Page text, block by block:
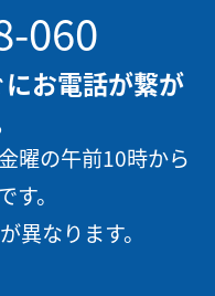
060
お電話が繋が
曜の午前10時から
。
異なります。